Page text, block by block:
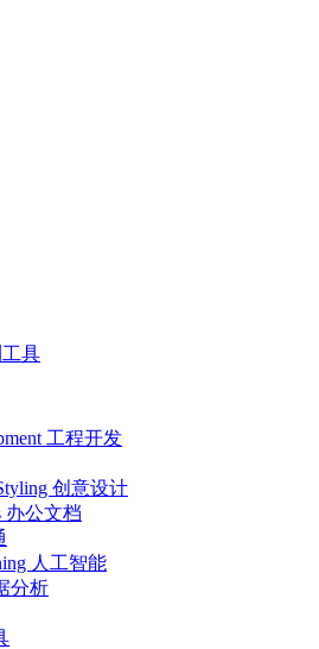
工具
工程开发
创意设计
办公文档
人工智能
分析